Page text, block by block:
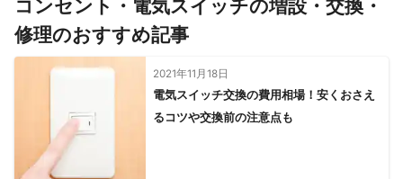
コンセント・電気スイッチの増設・交換・
修理のおすすめ記事
2021年11月18日
電気スイッチ交換の費用相場！安くおさえ
るコツや交換前の注意点も